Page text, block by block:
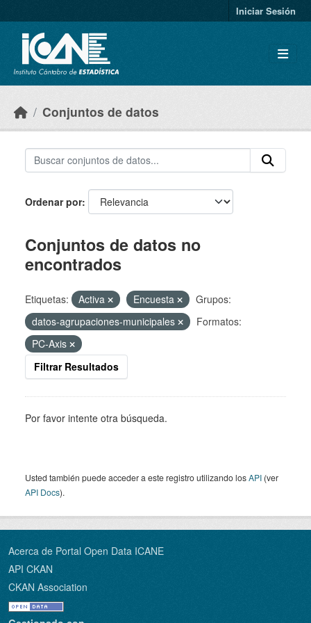
Iniciar Sesión
Conjuntos de datos
Ordenar por
Conjuntos de datos no
encontrados
Etiquetas: Activa Encuesta
Grupos:
datos-agrupaciones-municipales
Formatos:
PC-Axis
Filtrar Resultados
Por favor intente otra búsqueda.
Usted también puede acceder a este registro utilizando losAPI (ver
API Docs).
Acerca de Portal Open Data ICANE
API CKAN
CKAN Association